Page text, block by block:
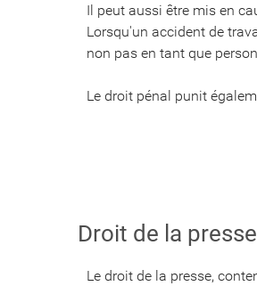
Il peut aussi être mis en
Lorsqu'un accident de
non pas en tant que
Le droit pénal punit
Droit de la presse
Le droit de la presse,